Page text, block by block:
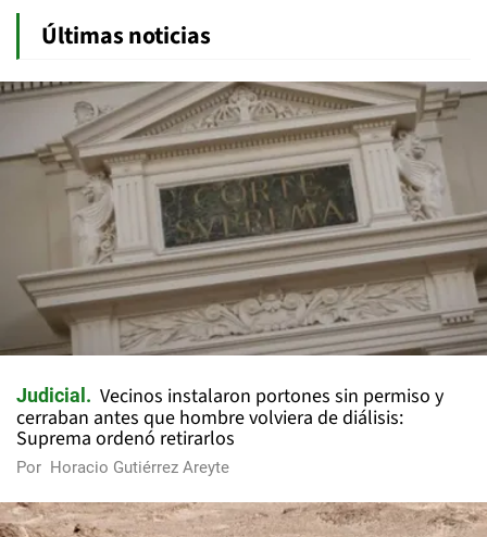
Últimas noticias
Judicial
Vecinos instalaron portones sin permiso y
cerraban antes que hombre volviera de diálisis:
Suprema ordenó retirarlos
Por Horacio Gutiérrez Areyte